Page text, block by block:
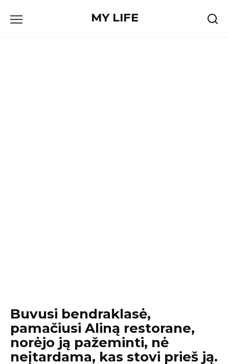
MY LIFE
Buvusi bendraklasė,
pamačiusi Aliną restorane,
norėjo ją pažeminti, nė
neįtardama, kas stovi prieš ją.